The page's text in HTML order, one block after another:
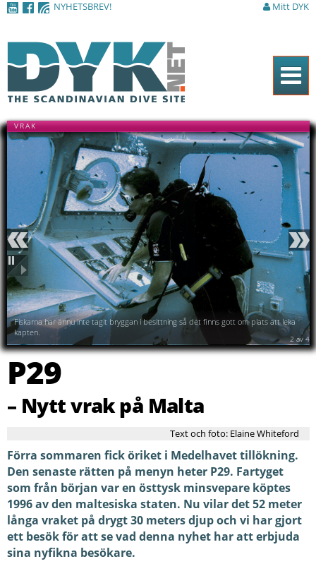
NYHETSBREV! Mitt DYK
Hem
Tidningen
Nyheter
Artiklar
DYK Guiden
Shop
Kontakt
Sök
VRAK
Fiskarna har ännu inte tagit bryggan i besittning så det finns gott om plats att leka
kapten.
Föregående
Pausa
Nästa
2av 4
P29
– Nytt vrak på Malta
Text och foto: Elaine Whiteford
Förra sommaren fick öriket i Medelhavet tillökning.
Den senaste rätten på menyn heter P29. Fartyget
som från början var en östtysk minsvepare köptes
1996 av den maltesiska staten. Nu vilar det 52 meter
långa vraket på drygt 30 meters djup och vi har gjort
ett besök för att se vad denna nyhet har att erbjuda
sina nyfikna besökare.